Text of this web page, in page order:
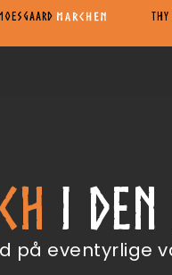
THY
I DEN
på eventyrlige